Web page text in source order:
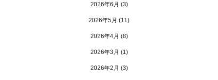
2026年6月 (3)
2026年5月 (11)
2026年4月 (8)
2026年3月 (1)
2026年2月 (3)